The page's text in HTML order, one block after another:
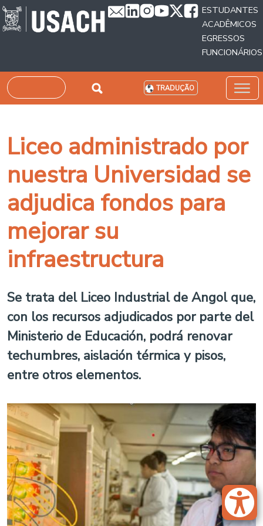
Passar para o conteúdo principal
ESTUDANTES
ACADÊMICOS
EGRESSOS
FUNCIONÁRIOS
Pesquisar TRADUÇÃO
Liceo administrado por
nuestra Universidad se
adjudica fondos para
mejorar su
infraestructura
Se trata del Liceo Industrial de Angol que,
con los recursos adjudicados por parte del
Ministerio de Educación, podrá renovar
techumbres, aislación térmica y pisos,
entre otros elementos.